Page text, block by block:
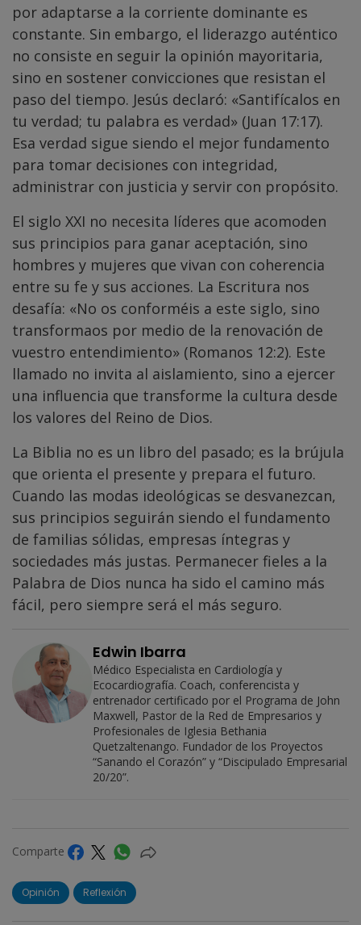
por adaptarse a la corriente dominante es
constante. Sin embargo, el liderazgo auténtico
no consiste en seguir la opinión mayoritaria,
sino en sostener convicciones que resistan el
paso del tiempo. Jesús declaró: «Santifícalos en
tu verdad; tu palabra es verdad» (Juan 17:17).
Esa verdad sigue siendo el mejor fundamento
para tomar decisiones con integridad,
administrar con justicia y servir con propósito.
El siglo XXI no necesita líderes que acomoden
sus principios para ganar aceptación, sino
hombres y mujeres que vivan con coherencia
entre su fe y sus acciones. La Escritura nos
desafía: «No os conforméis a este siglo, sino
transformaos por medio de la renovación de
vuestro entendimiento» (Romanos 12:2). Este
llamado no invita al aislamiento, sino a ejercer
una influencia que transforme la cultura desde
los valores del Reino de Dios.
La Biblia no es un libro del pasado; es la brújula
que orienta el presente y prepara el futuro.
Cuando las modas ideológicas se desvanezcan,
sus principios seguirán siendo el fundamento
de familias sólidas, empresas íntegras y
sociedades más justas. Permanecer fieles a la
Palabra de Dios nunca ha sido el camino más
fácil, pero siempre será el más seguro.
Edwin Ibarra
Médico Especialista en Cardiología y
Ecocardiografía. Coach, conferencista y
entrenador certificado por el Programa de John
Maxwell, Pastor de la Red de Empresarios y
Profesionales de Iglesia Bethania
Quetzaltenango. Fundador de los Proyectos
“Sanando el Corazón” y “Discipulado Empresarial
20/20”.
Comparte
Opinión Reflexión